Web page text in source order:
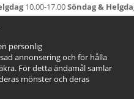
10.00-17.00Söndag &
personlig
annonsering och för hålla
För detta ändamål samlar
mönster och deras